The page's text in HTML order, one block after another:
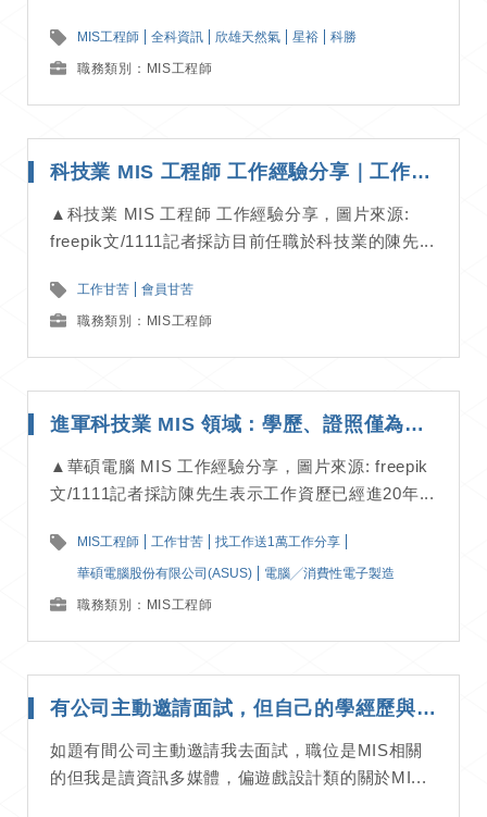
MIS工程師 全科資訊 欣雄天然氣 星裕 科勝
職務類別：MIS工程師
科技業 MIS 工程師 工作經驗分享｜工作甘苦談
▲科技業 MIS 工程師 工作經驗分享，圖片來源:
freepik文/1111記者採訪目前任職於科技業的陳先...
工作甘苦 會員甘苦
職務類別：MIS工程師
進軍科技業 MIS 領域：學歷、證照僅為入場券？資深前輩：這份工作更需要的是這 1 點！｜工作甘苦談
▲華碩電腦 MIS 工作經驗分享，圖片來源: freepik
文/1111記者採訪陳先生表示工作資歷已經進20年...
MIS工程師 工作甘苦 找工作送1萬工作分享
華碩電腦股份有限公司(ASUS) 電腦╱消費性電子製造
職務類別：MIS工程師
有公司主動邀請面試，但自己的學經歷與職位不合怎麼辦？
如題有間公司主動邀請我去面試，職位是MIS相關
的但我是讀資訊多媒體，偏遊戲設計類的關於MI...